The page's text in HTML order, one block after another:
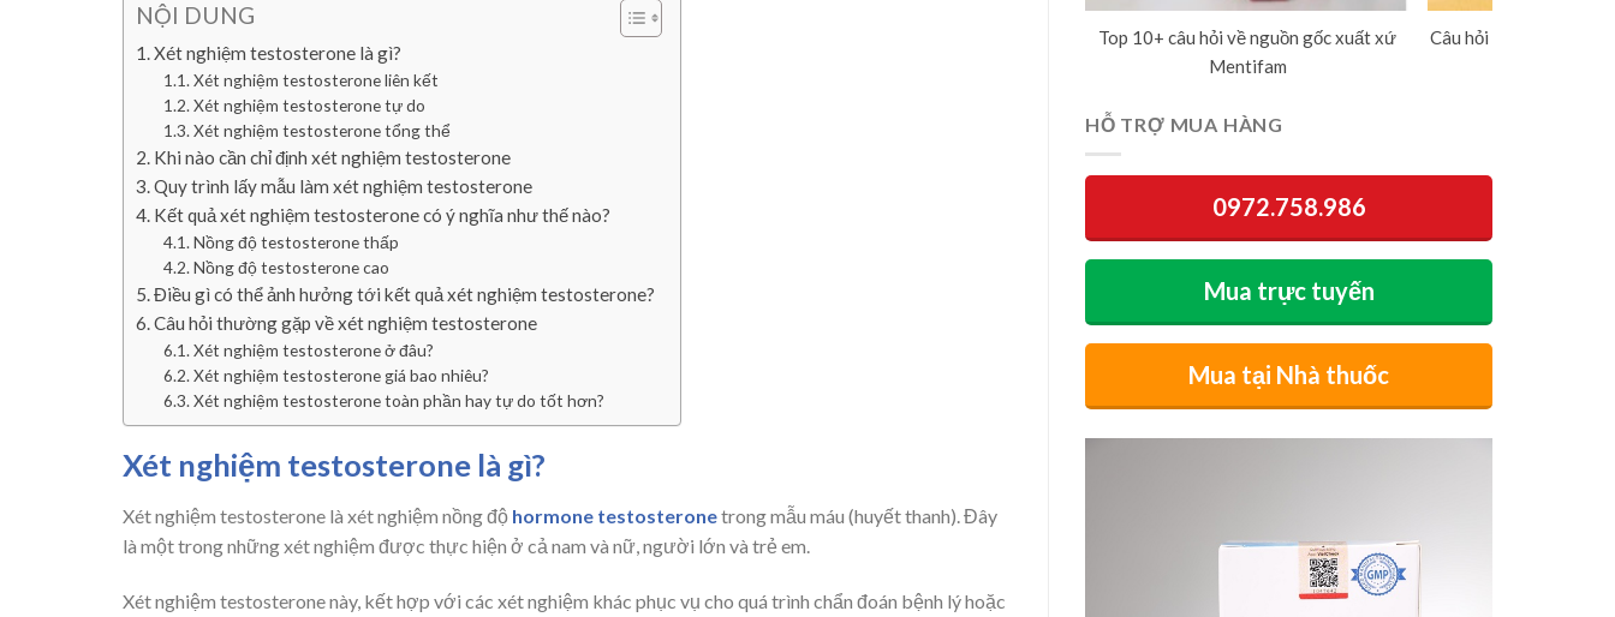
NỘI DUNG
Xét nghiệm testosterone là gì?
Xét nghiệm testosterone liên kết
Xét nghiệm testosterone tự do
Xét nghiệm testosterone tổng thể
Khi nào cần chỉ định xét nghiệm testosterone
Quy trình lấy mẫu làm xét nghiệm testosterone
Kết quả xét nghiệm testosterone có ý nghĩa như thế nào?
Nồng độ testosterone thấp
Nồng độ testosterone cao
Điều gì có thể ảnh hưởng tới kết quả xét nghiệm testosterone?
Câu hỏi thường gặp về xét nghiệm testosterone
Xét nghiệm testosterone ở đâu?
Xét nghiệm testosterone giá bao nhiêu?
Xét nghiệm testosterone toàn phần hay tự do tốt hơn?
Xét nghiệm testosterone là gì?
Xét nghiệm testosterone là xét nghiệm nồng độ hormone testosteronetrong mẫu máu (huyết thanh). Đây
là một trong những xét nghiệm được thực hiện ở cả nam và nữ, người lớn và trẻ em.
Xét nghiệm testosterone này, kết hợp với các xét nghiệm khác phục vụ cho quá trình chẩn đoán bệnh lý hoặc
Top 10+ câu hỏi về nguồn gốc xuất xứ
Mentifam
Câu hỏi thường gặp về
HỖ TRỢ MUA HÀNG
0972.758.986
Mua trực tuyến
Mua tại Nhà thuốc